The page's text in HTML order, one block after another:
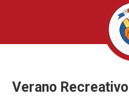
Verano Recreativo